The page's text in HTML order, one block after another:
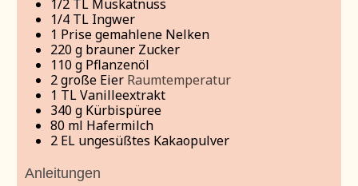
1/2 TL Muskatnuss
1/4 TL Ingwer
1 Prise gemahlene Nelken
220g brauner Zucker
110g Pflanzenöl
2große Eier Raumtemperatur
1 TL Vanilleextrakt
340g Kürbispüree
80 ml Hafermilch
2 EL ungesüßtes Kakaopulver
Anleitungen